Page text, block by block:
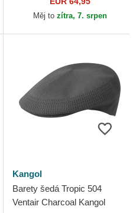
Měj to zítra, 7. srpen
Kangol
Barety šedá Tropic 504
Ventair Charcoal Kangol